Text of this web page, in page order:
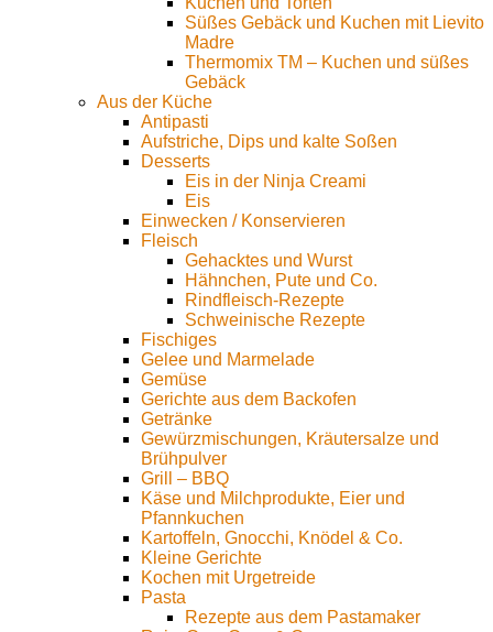
Süßes Gebäck und Kuchen mit Lievito
Madre
Thermomix TM – Kuchen und süßes
Gebäck
Aus der Küche
Antipasti
Aufstriche, Dips und kalte Soßen
Desserts
Eis in der Ninja Creami
Eis
Einwecken / Konservieren
Fleisch
Gehacktes und Wurst
Hähnchen, Pute und Co.
Rindfleisch-Rezepte
Schweinische Rezepte
Fischiges
Gelee und Marmelade
Gemüse
Gerichte aus dem Backofen
Getränke
Gewürzmischungen, Kräutersalze und
Brühpulver
Grill – BBQ
Käse und Milchprodukte, Eier und
Pfannkuchen
Kartoffeln, Gnocchi, Knödel & Co.
Kleine Gerichte
Kochen mit Urgetreide
Pasta
Rezepte aus dem Pastamaker